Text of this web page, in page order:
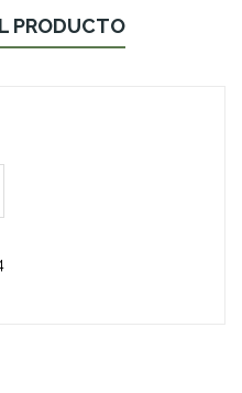
PRODUCTO